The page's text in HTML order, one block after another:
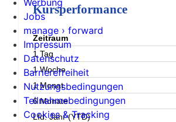
Kursperformance
Zeitraum
1 Tag
1 Woche
1 Monat
6 Monate
Lfd. Jahr (YTD)
Werbung
Jobs
manage › forward
Impressum
Datenschutz
Barrierefreiheit
Nutzungsbedingungen
Teilnahmebedingungen
Cookies & Tracking